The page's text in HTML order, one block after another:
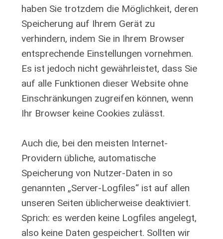
haben Sie trotzdem die Möglichkeit, deren
Speicherung auf Ihrem Gerät zu
verhindern, indem Sie in Ihrem Browser
entsprechende Einstellungen vornehmen.
Es ist jedoch nicht gewährleistet, dass Sie
auf alle Funktionen dieser Website ohne
Einschränkungen zugreifen können, wenn
Ihr Browser keine Cookies zulässt.
Auch die, bei den meisten Internet-
Providern übliche, automatische
Speicherung von Nutzer-Daten in so
genannten „Server-Logfiles“ ist auf allen
unseren Seiten üblicherweise deaktiviert.
Sprich: es werden keine Logfiles angelegt,
also keine Daten gespeichert. Sollten wir